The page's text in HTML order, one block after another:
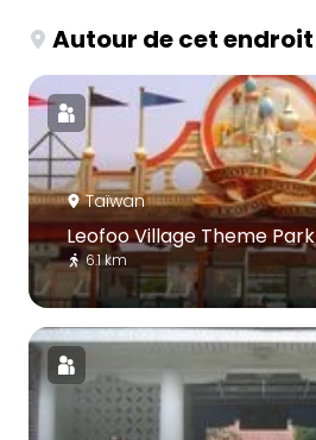
Autour de cet endroit
Taïwan
Leofoo Village Theme Park
6.1 km